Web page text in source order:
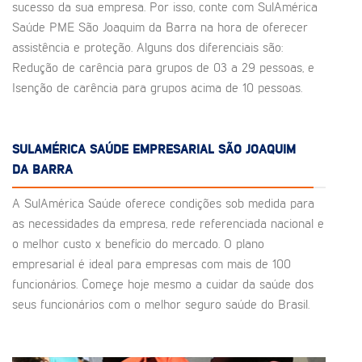
sucesso da sua empresa. Por isso, conte com SulAmérica
Saúde PME São Joaquim da Barra na hora de oferecer
assistência e proteção. Alguns dos diferenciais são:
Redução de carência para grupos de 03 a 29 pessoas, e
Isenção de carência para grupos acima de 10 pessoas.
SULAMÉRICA SAÚDE EMPRESARIAL SÃO JOAQUIM
DA BARRA
A SulAmérica Saúde oferece condições sob medida para
as necessidades da empresa, rede referenciada nacional e
o melhor custo x benefício do mercado. O plano
empresarial é ideal para empresas com mais de 100
funcionários. Começe hoje mesmo a cuidar da saúde dos
seus funcionários com o melhor seguro saúde do Brasil.